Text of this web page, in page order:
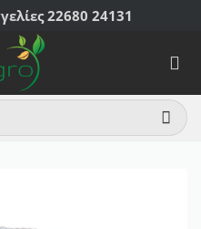
22680 24131